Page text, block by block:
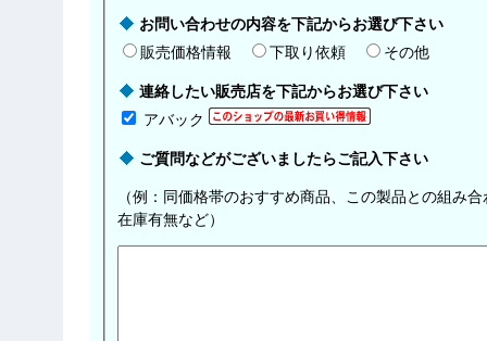
お問い合わせの内容を下記からお選び下さい
販売価格情報
下取り依頼
その他
連絡したい販売店を下記からお選び下さい
アバック
ご質問などがございましたらご記入下さい
（例：同価格帯のおすすめ商品、この製品との組み
在庫有無など）